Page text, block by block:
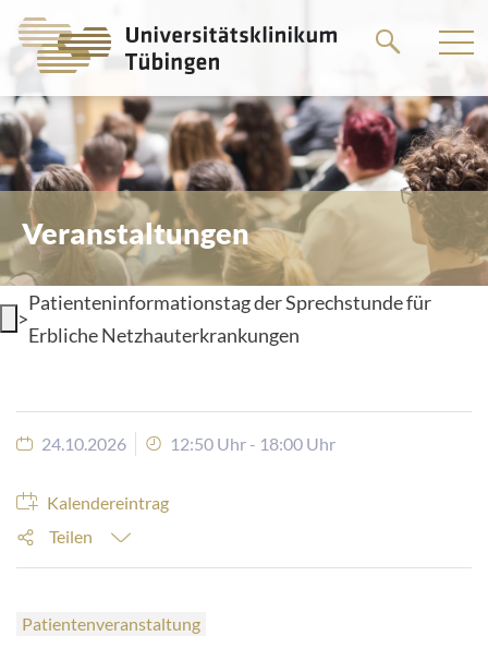
zum
Veranstaltungen
>
Patienteninformationstag der Sprechstunde für
Erbliche Netzhauterkrankungen
24.10.2026 12:50 Uhr - 18:00 Uhr
Kalendereintrag
Teilen
Patientenveranstaltung